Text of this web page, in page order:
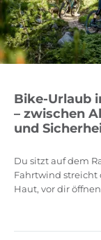
Bike-Urlaub
– zwischen
und
Du sitzt auf dem
Fahrtwind streicht
Haut, vor dir öffnen